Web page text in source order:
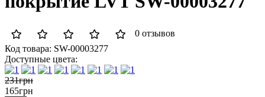
0 отзывов
Код товара: SW-00003277
Доступные цвета:
231грн
165грн